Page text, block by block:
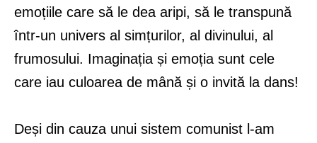
emoțiile care să le dea aripi, să le transpună
într-un univers al simțurilor, al divinului, al
frumosului. Imaginația și emoția sunt cele
care iau culoarea de mână și o invită la dans!
Deși din cauza unui sistem comunist l-am